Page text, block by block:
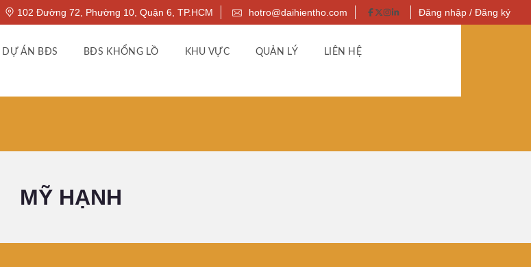
102 Đường 72, Phường 10, Quận 6, TP.HCM hotro@daihientho.com Đăng nhập / Đăng ký
DỰ ÁN BĐS BĐS KHỔNG LỒ KHU VỰC QUẢN LÝ LIÊN HỆ
MỸ HẠNH